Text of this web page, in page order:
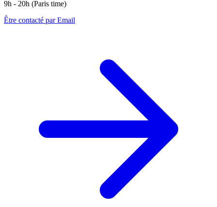
9h - 20h (Paris time)
Être contacté par Email